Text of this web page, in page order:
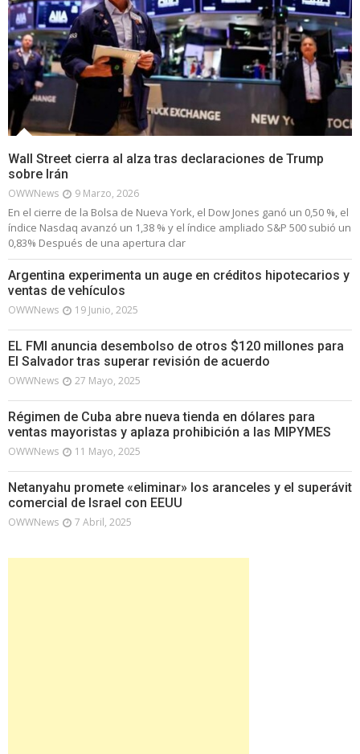
Wall Street cierra al alza tras declaraciones de Trump
sobre Irán
OWWNews 9 Marzo, 2026
En el cierre de la Bolsa de Nueva York, el Dow Jones ganó un 0,50 %, el
índice Nasdaq avanzó un 1,38 % y el índice ampliado S&P 500 subió un
0,83% Después de una apertura clar
Argentina experimenta un auge en créditos hipotecarios y
ventas de vehículos
OWWNews 19 Junio, 2025
EL FMI anuncia desembolso de otros $120 millones para
El Salvador tras superar revisión de acuerdo
OWWNews 27 Mayo, 2025
Régimen de Cuba abre nueva tienda en dólares para
ventas mayoristas y aplaza prohibición a las MIPYMES
OWWNews 11 Mayo, 2025
Netanyahu promete «eliminar» los aranceles y el superávit
comercial de Israel con EEUU
OWWNews 7 Abril, 2025